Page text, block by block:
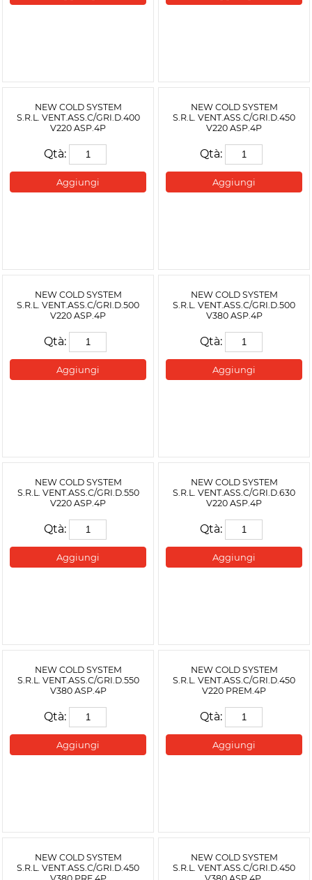
NEW COLD SYSTEM
S.R.L. VENT.ASS.C/GRI.D.400
V220 ASP.4P
Qtà:
Aggiungi
NEW COLD SYSTEM
S.R.L. VENT.ASS.C/GRI.D.450
V220 ASP.4P
Qtà:
Aggiungi
NEW COLD SYSTEM
S.R.L. VENT.ASS.C/GRI.D.500
V220 ASP.4P
Qtà:
Aggiungi
NEW COLD SYSTEM
S.R.L. VENT.ASS.C/GRI.D.500
V380 ASP.4P
Qtà:
Aggiungi
NEW COLD SYSTEM
S.R.L. VENT.ASS.C/GRI.D.550
V220 ASP.4P
Qtà:
Aggiungi
NEW COLD SYSTEM
S.R.L. VENT.ASS.C/GRI.D.630
V220 ASP.4P
Qtà:
Aggiungi
NEW COLD SYSTEM
S.R.L. VENT.ASS.C/GRI.D.550
V380 ASP.4P
Qtà:
Aggiungi
NEW COLD SYSTEM
S.R.L. VENT.ASS.C/GRI.D.450
V220 PREM.4P
Qtà:
Aggiungi
NEW COLD SYSTEM
S.R.L. VENT.ASS.C/GRI.D.450
NEW COLD SYSTEM
S.R.L. VENT.ASS.C/GRI.D.450